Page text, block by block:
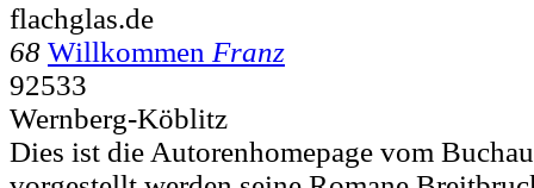
flachglas.de
68 Willkommen Franz
92533
Wernberg-Köblitz
Dies ist die Autorenhomepage vom